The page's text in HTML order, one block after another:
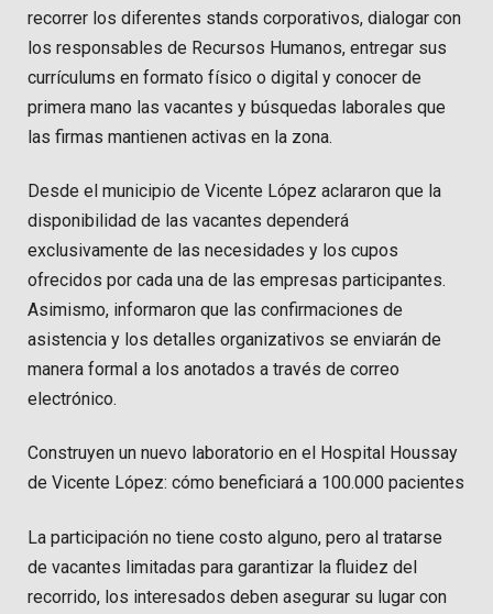
recorrer los diferentes stands corporativos, dialogar con
los responsables de Recursos Humanos, entregar sus
currículums en formato físico o digital y conocer de
primera mano las vacantes y búsquedas laborales que
las firmas mantienen activas en la zona.
Desde el municipio de Vicente López aclararon que la
disponibilidad de las vacantes dependerá
exclusivamente de las necesidades y los cupos
ofrecidos por cada una de las empresas participantes.
Asimismo, informaron que las confirmaciones de
asistencia y los detalles organizativos se enviarán de
manera formal a los anotados a través de correo
electrónico.
Construyen un nuevo laboratorio en el Hospital Houssay
de Vicente López: cómo beneficiará a 100.000 pacientes
La participación no tiene costo alguno, pero al tratarse
de vacantes limitadas para garantizar la fluidez del
recorrido, los interesados deben asegurar su lugar con